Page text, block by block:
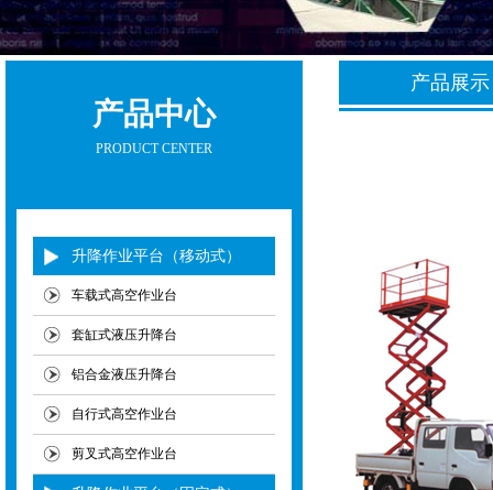
产品中心
PRODUCT CENTER
升降作业平台（移动式）
车载式高空作业台
套缸式液压升降台
铝合金液压升降台
自行式高空作业台
剪叉式高空作业台
产品展